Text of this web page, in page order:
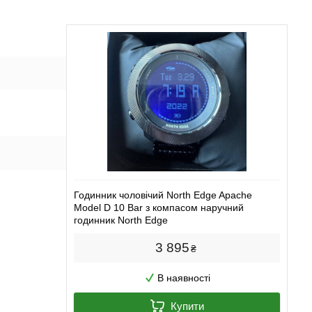
Годинник чоловічий North Edge Apache
Model D 10 Bar з компасом наручний
годинник North Edge
3 895₴
В наявності
Купити